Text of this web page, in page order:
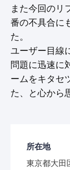
また今回のリ
番の不具合に
た。
ユーザー目線
問題に迅速に
ームをキタセ
た、と心から
所在地
東京都大田